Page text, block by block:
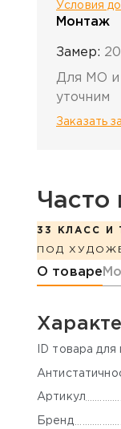
Условия
Монтаж
Замер:
Для МО и
уточним
Заказать
Часто
33 КЛАСС И
ПОД
О товаре
ID товара для
Артикул
Бренд